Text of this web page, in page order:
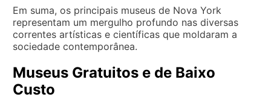
Em suma, os principais museus de Nova York
representam um mergulho profundo nas diversas
correntes artísticas e científicas que moldaram a
sociedade contemporânea.
Museus Gratuitos e de Baixo
Custo